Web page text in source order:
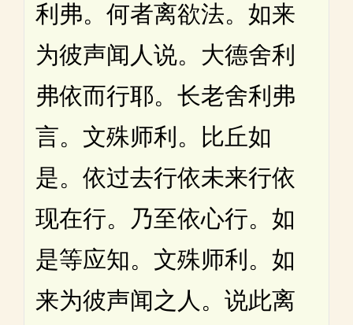
利弗。何者离欲法。如来
为彼声闻人说。大德舍利
弗依而行耶。长老舍利弗
言。文殊师利。比丘如
是。依过去行依未来行依
现在行。乃至依心行。如
是等应知。文殊师利。如
来为彼声闻之人。说此离